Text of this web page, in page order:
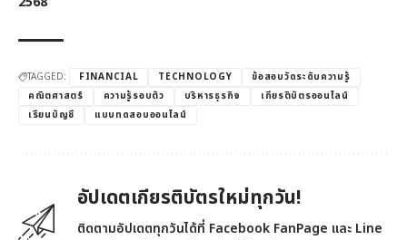
TAGGED: FINANCIAL TECHNOLOGY
ข้อสอบวัดระดับความรู้
คณิตศาสตร์
ความรู้รอบตัว บริหารธุรกิจ
เกียรติบัตรออนไลน์
เรียนบัญชี
แบบทดสอบออนไลน์
อัปเดตเกียรติบัตรใหม่ทุกวัน!
ติดตามอัปเดตทุกวันได้ที่ Facebook FanPage และ Line